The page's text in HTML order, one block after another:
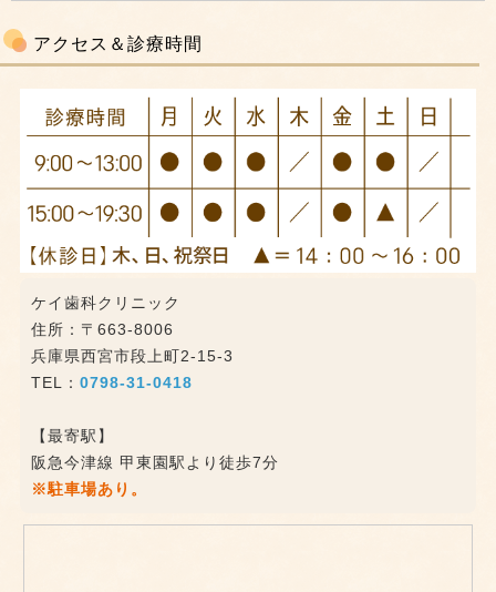
アクセス＆診療時間
ケイ歯科クリニック
住所：〒663-8006
兵庫県西宮市段上町2-15-3
TEL： 0798-31-0418
【最寄駅】
阪急今津線 甲東園駅より徒歩7分
※駐車場あり。